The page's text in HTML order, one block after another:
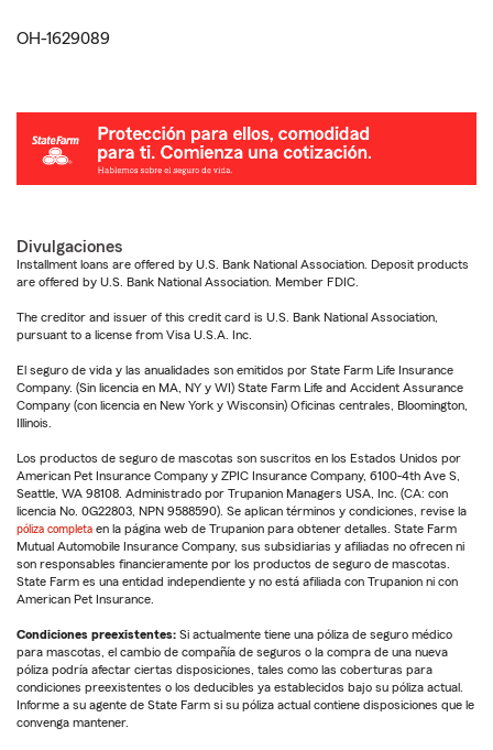
OH-1629089
Divulgaciones
Installment loans are offered by U.S. Bank National Association. Deposit products
are offered by U.S. Bank National Association. Member FDIC.
The creditor and issuer of this credit card is U.S. Bank National Association,
pursuant to a license from Visa U.S.A. Inc.
El seguro de vida y las anualidades son emitidos por State Farm Life Insurance
Company. (Sin licencia en MA, NY y WI) State Farm Life and Accident Assurance
Company (con licencia en New York y Wisconsin) Oficinas centrales, Bloomington,
Illinois.
Los productos de seguro de mascotas son suscritos en los Estados Unidos por
American Pet Insurance Company y ZPIC Insurance Company, 6100-4th Ave S,
Seattle, WA 98108. Administrado por Trupanion Managers USA, Inc. (CA: con
licencia No. 0G22803, NPN 9588590). Se aplican términos y condiciones, revise la
póliza completa en la página web de Trupanion para obtener detalles. State Farm
Mutual Automobile Insurance Company, sus subsidiarias y afiliadas no ofrecen ni
son responsables financieramente por los productos de seguro de mascotas.
State Farm es una entidad independiente y no está afiliada con Trupanion ni con
American Pet Insurance.
Condiciones preexistentes: Si actualmente tiene una póliza de seguro médico
para mascotas, el cambio de compañía de seguros o la compra de una nueva
póliza podría afectar ciertas disposiciones, tales como las coberturas para
condiciones preexistentes o los deducibles ya establecidos bajo su póliza actual.
Informe a su agente de State Farm si su póliza actual contiene disposiciones que le
convenga mantener.